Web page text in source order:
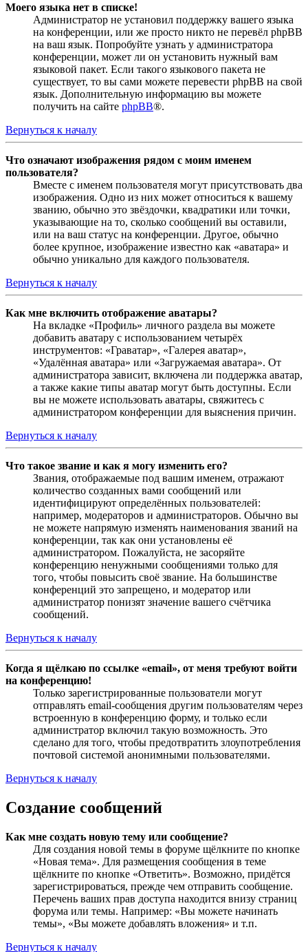
Моего языка нет в списке!
Администратор не установил поддержку вашего языка
на конференции, или же просто никто не перевёл phpBB
на ваш язык. Попробуйте узнать у администратора
конференции, может ли он установить нужный вам
языковой пакет. Если такого языкового пакета не
существует, то вы сами можете перевести phpBB на свой
язык. Дополнительную информацию вы можете
получить на сайте phpBB®.
Вернуться к началу
Что означают изображения рядом с моим именем
пользователя?
Вместе с именем пользователя могут присутствовать два
изображения. Одно из них может относиться к вашему
званию, обычно это звёздочки, квадратики или точки,
указывающие на то, сколько сообщений вы оставили,
или на ваш статус на конференции. Другое, обычно
более крупное, изображение известно как «аватара» и
обычно уникально для каждого пользователя.
Вернуться к началу
Как мне включить отображение аватары?
На вкладке «Профиль» личного раздела вы можете
добавить аватару с использованием четырёх
инструментов: «Граватар», «Галерея аватар»,
«Удалённая аватара» или «Загружаемая аватара». От
администратора зависит, включена ли поддержка аватар,
а также какие типы аватар могут быть доступны. Если
вы не можете использовать аватары, свяжитесь с
администратором конференции для выяснения причин.
Вернуться к началу
Что такое звание и как я могу изменить его?
Звания, отображаемые под вашим именем, отражают
количество созданных вами сообщений или
идентифицируют определённых пользователей:
например, модераторов и администраторов. Обычно вы
не можете напрямую изменять наименования званий на
конференции, так как они установлены её
администратором. Пожалуйста, не засоряйте
конференцию ненужными сообщениями только для
того, чтобы повысить своё звание. На большинстве
конференций это запрещено, и модератор или
администратор понизят значение вашего счётчика
сообщений.
Вернуться к началу
Когда я щёлкаю по ссылке «email», от меня требуют войти
на конференцию!
Только зарегистрированные пользователи могут
отправлять email-сообщения другим пользователям через
встроенную в конференцию форму, и только если
администратор включил такую возможность. Это
сделано для того, чтобы предотвратить злоупотребления
почтовой системой анонимными пользователями.
Вернуться к началу
Создание сообщений
Как мне создать новую тему или сообщение?
Для создания новой темы в форуме щёлкните по кнопке
«Новая тема». Для размещения сообщения в теме
щёлкните по кнопке «Ответить». Возможно, придётся
зарегистрироваться, прежде чем отправить сообщение.
Перечень ваших прав доступа находится внизу страниц
форума или темы. Например: «Вы можете начинать
темы», «Вы можете добавлять вложения» и т.п.
Вернуться к началу